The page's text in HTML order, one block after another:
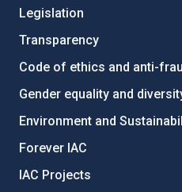
Legislation
Transparency
Code of ethics and anti-
Gender equality and
Environment and
Forever IAC
IAC Projects